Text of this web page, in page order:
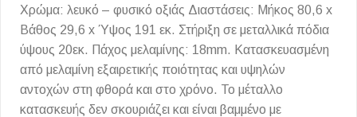
Χρώμα: λευκό – φυσικό οξιάς Διαστάσεις: Μήκος 80,6 x
Βάθος 29,6 x Ύψος 191 εκ. Στήριξη σε μεταλλικά πόδια
ύψους 20εκ. Πάχος μελαμίνης: 18mm. Κατασκευασμένη
από μελαμίνη εξαιρετικής ποιότητας και υψηλών
αντοχών στη φθορά και στο χρόνο. Το μέταλλο
κατασκευής δεν σκουριάζει και είναι βαμμένο με